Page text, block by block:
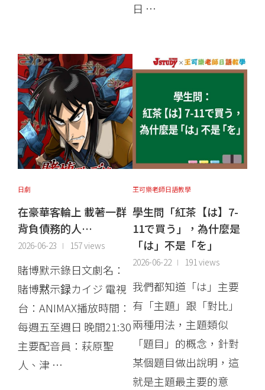
日 …
日劇
在豪華客輪上 載著一群
背負債務的人…
2026-06-23 157 views
賭博默示錄日文劇名：
賭博黙示録カイジ 電視
台：ANIMAX播放時間：
每週五至週日 晚間21:30
主要配音員：萩原聖
人、津 …
王可樂老師日語教學
學生問「紅茶【は】7-
11で買う」，為什麼是
「は」不是「を」
2026-06-22 191 views
我們都知道「は」主要
有「主題」跟「對比」
兩種用法，主題類似
「題目」的概念，針對
某個題目做出說明，這
就是主題最主要的意